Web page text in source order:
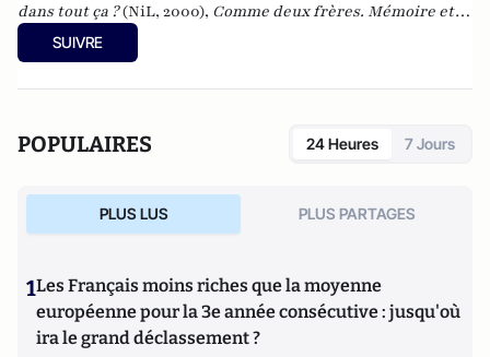
dans tout ça ?(NiL, 2000), Comme deux frères. Mémoire et
visions croisées , avec Jean-François Kahn (Stock, 2006),
L’Homme, ce roseau pensant
SUIVRE
POPULAIRES 24 Heures 7 Jours
PLUS LUS PLUS PARTAGES
1Les Français moins riches que la moyenne
européenne pour la 3e année consécutive : jusqu'où
ira le grand déclassement ?